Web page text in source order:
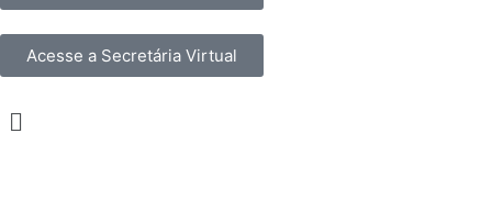
Acesse a Secretária Virtual
Menu